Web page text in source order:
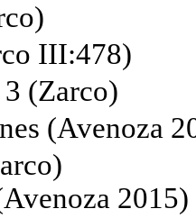
III:478)
(Zarco)
(Avenoza
2015)